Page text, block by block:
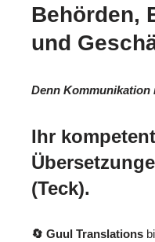
Behörden,
und
Denn Kommunikation
Ihr
(Teck).
🔄 Guul Translations